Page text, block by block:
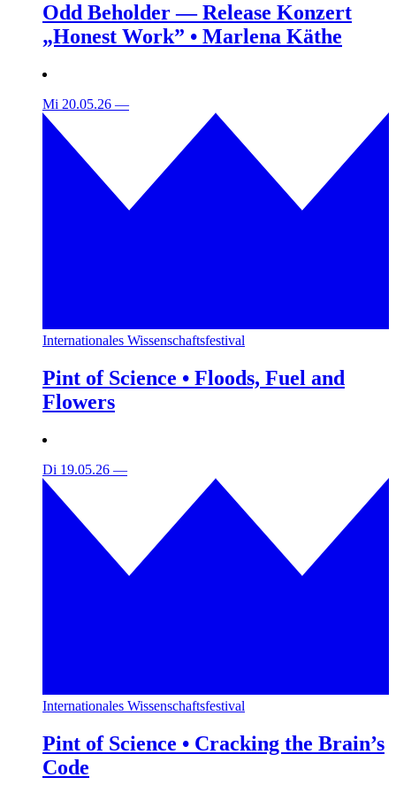
Odd Beholder — Release Konzert
„Honest Work” • Marlena Käthe
Mi 20.05.26 —
Internationales Wissenschaftsfestival
Pint of Science • Floods, Fuel and
Flowers
Di 19.05.26 —
Internationales Wissenschaftsfestival
Pint of Science • Cracking the Brain’s
Code